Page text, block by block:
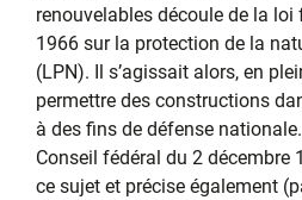
renouvelables découle de la
1966 sur la protection de la
(LPN). Il s’agissait alors, en
permettre des constructions
à des fins de défense
Conseil fédéral du 2 décembre
ce sujet et précise également